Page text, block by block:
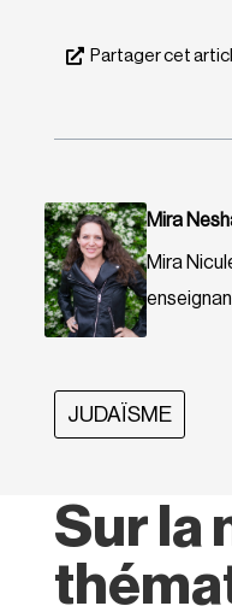
Partager cet
Mira
Mira
JUDAÏSME
Sur la